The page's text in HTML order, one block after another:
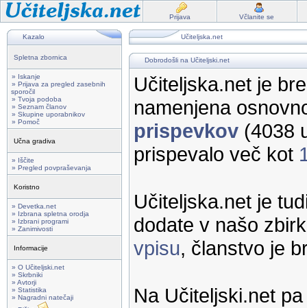
Prijava Včlanite se
Kazalo
Spletna zbornica
» Iskanje
» Prijava za pregled zasebnih
sporočil
» Tvoja podoba
» Seznam članov
» Skupine uporabnikov
» Pomoč
Učna gradiva
» Iščite
» Pregled povpraševanja
Koristno
» Devetka.net
» Izbrana spletna orodja
» Izbrani programi
» Zanimivosti
Informacije
» O Učiteljski.net
» Skrbniki
» Avtorji
» Statistika
» Nagradni natečaji
Učiteljska.net
Dobrodošli na Učiteljski.net
Učiteljska.net je
namenjena
prispevkov (4038
prispevalo več kot
Učiteljska.net je
dodate v našo
vpisu, članstvo je
Na Učiteljski.net